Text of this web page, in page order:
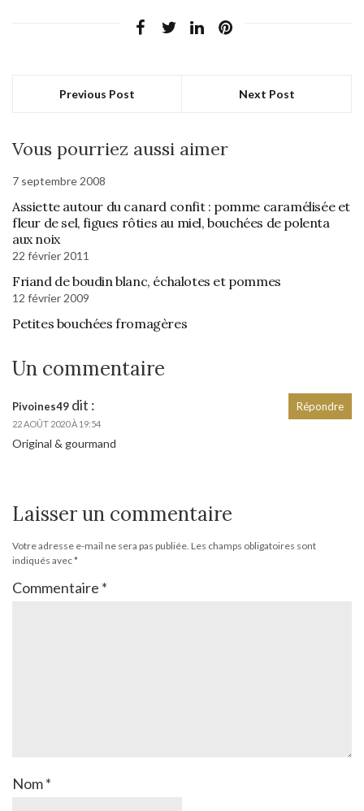
Previous Post Next Post
Vous pourriez aussi aimer
7 septembre 2008
Assiette autour du canard confit : pomme caramélisée et
fleur de sel, figues rôties au miel, bouchées de polenta
aux noix
22 février 2011
Friand de boudin blanc, échalotes et pommes
12 février 2009
Petites bouchées fromagères
Un commentaire
Pivoines49 dit :
22 AOÛT 2020 À 19:54
Original & gourmand
Répondre
Laisser un commentaire
Votre adresse e-mail ne sera pas publiée. Les champs obligatoires sont
indiqués avec*
Commentaire *
Nom*